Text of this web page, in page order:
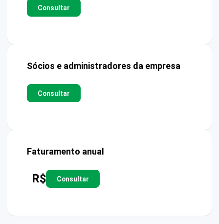
Consultar
Sócios e administradores da empresa
Consultar
Faturamento anual
R$ Consultar